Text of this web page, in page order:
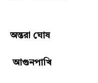
অন্তরা ঘোষ
আগুনপাখি